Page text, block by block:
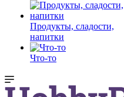
Продукты, сладости,
напитки
Что-то